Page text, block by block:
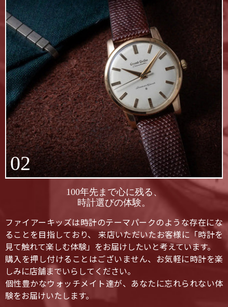
02
100年先まで心に残る、
時計選びの体験。
ファイアーキッズは時計のテーマパークのような存在にな
ることを目指しており、 来店いただいたお客様に「時計を
見て触れて楽しむ体験」をお届けしたいと考えています。
購入を押し付けることはございません、お気軽に時計を楽
しみに店舗までいらしてください。
個性豊かなウォッチメイト達が、あなたに忘れられない体
験をお届けいたします。